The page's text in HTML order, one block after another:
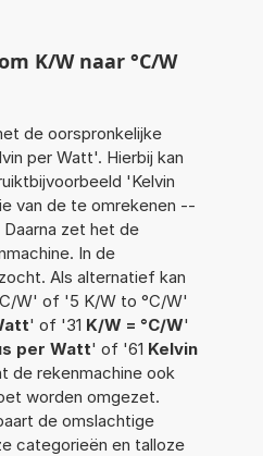
K/W naar °C/W
de oorspronkelijke
per Watt'. Hierbij kan
'Kelvin
van de te omrekenen --
zet het de
In de
Als alternatief kan
W' of '5 K/W to °C/W'
' of '31 K/W = °C/W'
per Watt' of '61 Kelvin
de rekenmachine ook
worden omgezet.
de omslachtige
categorieën en talloze